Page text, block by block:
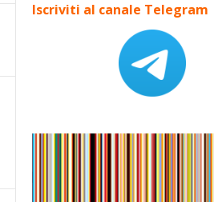
Iscriviti al canale Telegram